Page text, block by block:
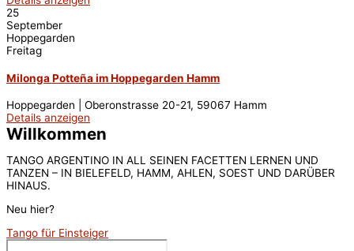
25
September
Hoppegarden
Freitag
Milonga Potteña im Hoppegarden Hamm
Hoppegarden | Oberonstrasse 20-21, 59067 Hamm
Details anzeigen
Willkommen
TANGO ARGENTINO IN ALL SEINEN FACETTEN LERNEN UND
TANZEN – IN BIELEFELD, HAMM, AHLEN, SOEST UND DARÜBER
HINAUS.
Neu hier?
Tango für Einsteiger